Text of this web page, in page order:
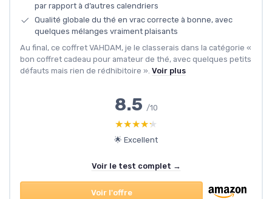
par rapport à d’autres calendriers
Qualité globale du thé en vrac correcte à bonne, avec
quelques mélanges vraiment plaisants
Au final, ce coffret VAHDAM, je le classerais dans la catégorie «
bon coffret cadeau pour amateur de thé, avec quelques petits
défauts mais rien de rédhibitoire ». Voir plus
8.5 /10
★★★★★
★★★★★
🌟 Excellent
Voir le test complet →
Voir l'offre